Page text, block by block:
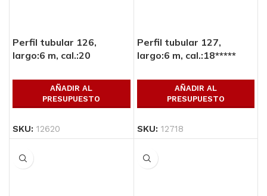
Perfil tubular 126,
largo:6 m, cal.:20
AÑADIR AL
PRESUPUESTO
SKU: 12620
Perfil tubular 127,
largo:6 m, cal.:18*****
AÑADIR AL
PRESUPUESTO
SKU: 12718